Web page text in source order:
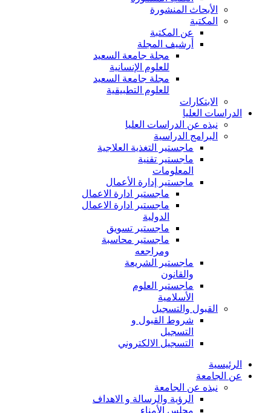
الأبحاث المنشورة
المكتبة
عن المكتبة
أرشيف المجلة
مجلة جامعة السعيد
للعلوم الإنسانية
مجلة جامعة السعيد
للعلوم التطبيقية
الابتكارات
الدراسات العليا
نبذه عن الدراسات العليا
البرامج الدراسية
ماجستير التغذية العلاجية
ماجستير تقنية
المعلومات
ماجستير إدارة الأعمال
ماجستير ادارة الاعمال
ماجستير ادارة الاعمال
الدولية
ماجستير تسويق
ماجستير محاسبة
ومراجعه
ماجستير الشريعة
والقانون
ماجستير العلوم
الأسلامية
القبول والتسجيل
شروط القبول و
التسجيل
التسجيل الالكتروني
الرئيسية
عن الجامعة
نبذه عن الجامعة
الرؤية والرسالة و الاهداف
مجلس الأمناء